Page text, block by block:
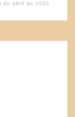
de abril de 2020